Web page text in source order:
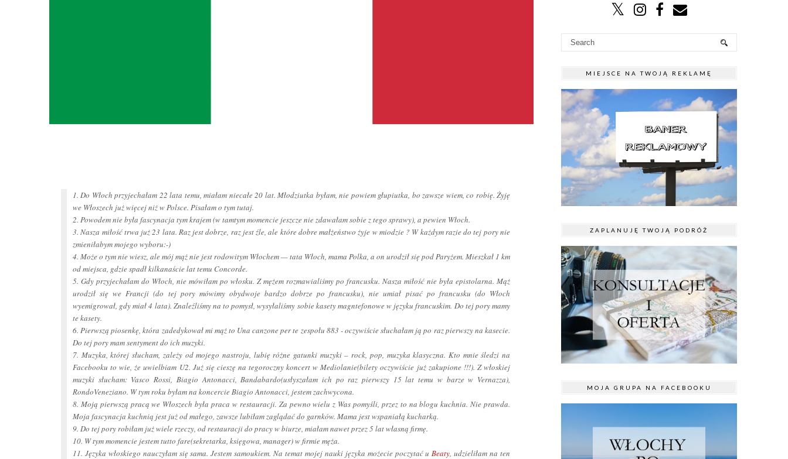
1. Do Włoch przyjechałam 22 lata temu, miałam niecałe 20 lat. Młodziutka byłam, nie powiem głupiutka, bo zawsze wiem, co robię. Żyję
we Włoszech już więcej niż w Polsce. Pisałam o tym tutaj.
2. Powodem nie była fascynacja tym krajem (w tamtym momencie jeszcze nie zdawałam sobie z tego sprawy), a pewien Włoch.
3. Nasza miłość trwa już 23 lata. Raz jest dobrze, raz jest źle, ale które dobre małżeństwo żyje w miodzie ? W każdym razie do tej pory nie
zmieniłabym mojego wyboru:-)
4. Może o tym nie wiesz, ale mój mąż nie jest rodowitym Włochem — tata Włoch, mama Polka, a on urodził się pod Paryżem. Mieszkał 1 km
od miejsca, gdzie spadł kilkanaście lat temu Concorde.
5. Gdy przyjechałam do Włoch, nie mówiłam po włosku. Z mężem rozmawialiśmy po francusku. Nasza miłość nie była epistolarna. Mąż
urodził się we Francji (do tej pory mówimy obydwoje bardzo dobrze po francusku), nie umiał pisać po francusku (do Włoch
wyemigrował, gdy miał 4 lata). Znaleźliśmy na to pomysł, wysyłaliśmy sobie kasety magntefonowe w języku francuskim. Do tej pory mamy
te kasety.
6. Pierwszą piosenkę, która zadedykował mi mąż to Una canzone per te zespołu 883 - oczywiście słuchałam ją po raz pierwszy na kasecie.
Do tej pory mam sentyment do ich muzyki.
7. Muzyka, której słucham, zależy od mojego nastroju, lubię różne gatunki muzyki – rock, pop, muzyka klasyczna. Kto mnie śledzi na
Facebooku to wie, że uwielbiam U2. Już się cieszę na tegoroczny koncert w Mediolanie(bilety oczywiście już zakupione !!!). Z włoskiej
muzyki słucham: Vasco Rossi, Biagio Antonacci, Bandabardo(usłyszałam ich po raz pierwszy 15 lat temu w barze w Vernazza),
RondoVeneziano. W tym roku byłam na koncercie Biagio Antonacci, jestem zachwycona.
8. Moją pierwszą pracą we Włoszech była praca w restauracji. Za pewno wielu z Was pomyśli, przez to na blogu kuchnia. Nie prawda.
Moja fascynacja kuchnią jest już od małego, zawsze lubiłam zaglądać do garnków. Mama jest wspaniałą kucharką.
9. Do tej pory robiłam już wiele rzeczy, od restauracji do pracy w biurze, miałam nawet przez 5 lat własną firmę.
10. W tym momencie jestem tutto fare(sekretarka, księgowa, manager) w firmie męża.
11. Języka włoskiego nauczyłam się sama. Jestem samoukiem. Na temat mojej nauki języka możecie poczytać uBeaty, udzieliłam na ten
MIEJSCE NA TWOJĄ REKLAMĘ
ZAPLANUJĘ TWOJĄ PODRÓŻ
MOJA GRUPA NA FACEBOOKU